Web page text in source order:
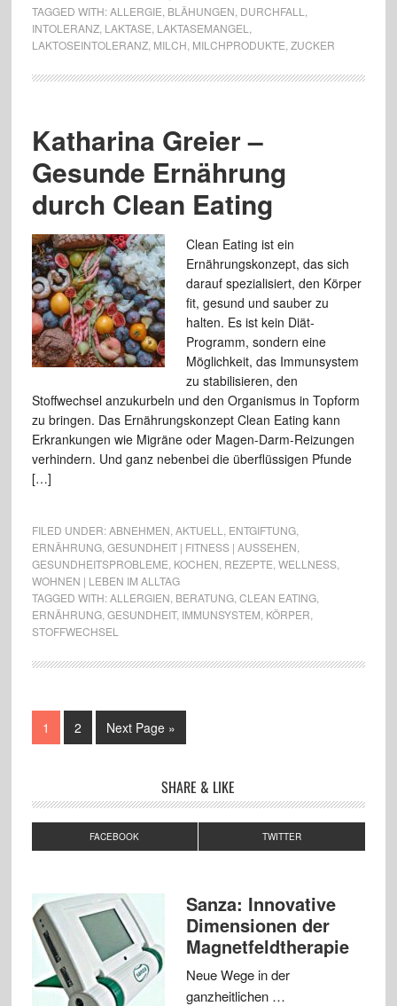
TAGGED WITH:ALLERGIE BLÄHUNGEN DURCHFALL
INTOLERANZ, LAKTASE LAKTASEMANGEL
LAKTOSEINTOLERANZ, MILCH MILCHPRODUKTE ZUCKER
Katharina Greier –
Gesunde Ernährung
durch Clean Eating
Clean Eating ist ein
Ernährungskonzept, das sich
darauf spezialisiert, den Körper
fit, gesund und sauber zu
halten. Es ist kein Diät-
Programm, sondern eine
Möglichkeit, das Immunsystem
zu stabilisieren, den
Stoffwechsel anzukurbeln und den Organismus in Topform
zu bringen. Das Ernährungskonzept Clean Eating kann
Erkrankungen wie Migräne oder Magen-Darm-Reizungen
verhindern. Und ganz nebenbei die überflüssigen Pfunde
[…]
FILED UNDER:ABNEHMEN AKTUELL ENTGIFTUNG,
ERNÄHRUNG, GESUNDHEIT | FITNESS | AUSSEHEN
GESUNDHEITSPROBLEME KOCHEN REZEPTE WELLNESS,
WOHNEN | LEBEN IM ALLTAG
TAGGED WITH:ALLERGIEN BERATUNG, CLEAN EATING,
ERNÄHRUNG, GESUNDHEIT, IMMUNSYSTEM KÖRPER
STOFFWECHSEL
1 2 Next Page »
SHARE & LIKE
FACEBOOK TWITTER
Sanza: Innovative
Dimensionen der
Magnetfeldtherapie
Neue Wege in der
ganzheitlichen …